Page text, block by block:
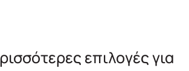
επιλογές για